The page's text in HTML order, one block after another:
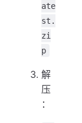
ate
st.
zi
p
解
压
：